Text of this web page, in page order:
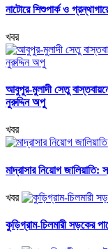
নাটোরে শিশুপার্ক ও
খবর
আবুপুর-মুলাদী সেতু
নুরুদ্দিন অপু
খবর
মাদ্রাসার নিয়োগ জালিয়াতি:
খবর
কুড়িগ্রাম-চিলমারী সড়কের